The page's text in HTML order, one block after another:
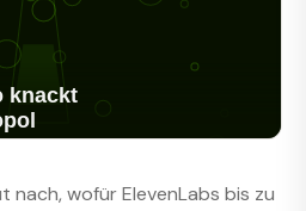
nach, wofür ElevenLabs bis zu